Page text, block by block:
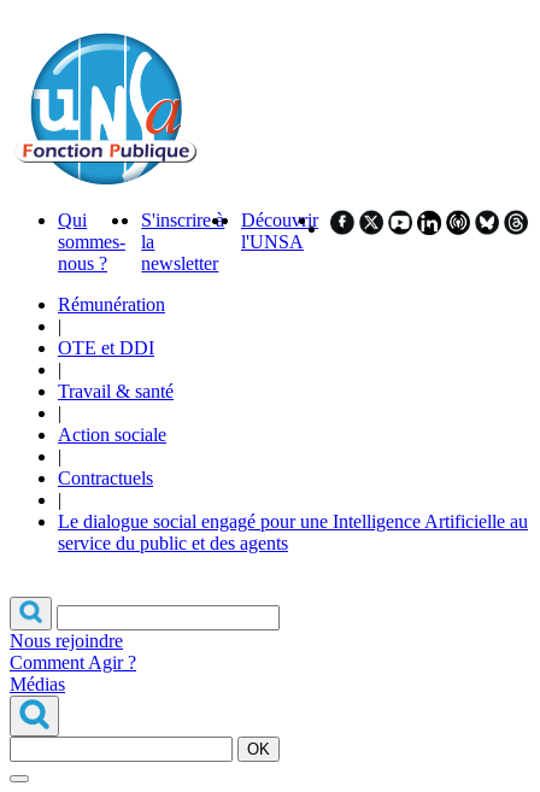
Qui
sommes-
nous ?
S'inscrire à
la
newsletter
Découvrir
l'UNSA
Rémunération
|
OTE et DDI
|
Travail & santé
|
Action sociale
|
Contractuels
|
Le dialogue social engagé pour une Intelligence Artificielle au
service du public et des agents
Nous rejoindre
Comment Agir ?
Médias
OK